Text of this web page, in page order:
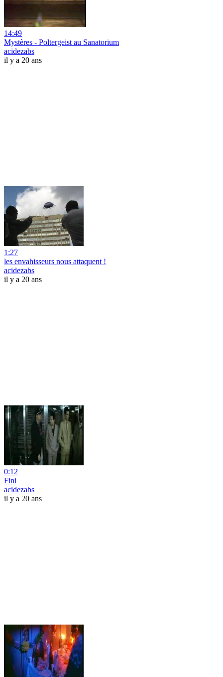
14:49
Mystères - Poltergeist au Sanatorium
acidezabs
il y a 20 ans
1:27
les envahisseurs nous attaquent !
acidezabs
il y a 20 ans
0:12
Fini
acidezabs
il y a 20 ans